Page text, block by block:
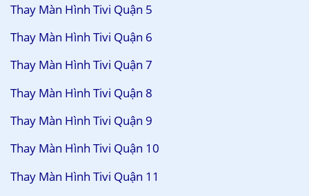
Thay Màn Hình Tivi Quận 5
Thay Màn Hình Tivi Quận 6
Thay Màn Hình Tivi Quận 7
Thay Màn Hình Tivi Quận 8
Thay Màn Hình Tivi Quận 9
Thay Màn Hình Tivi Quận 10
Thay Màn Hình Tivi Quận 11